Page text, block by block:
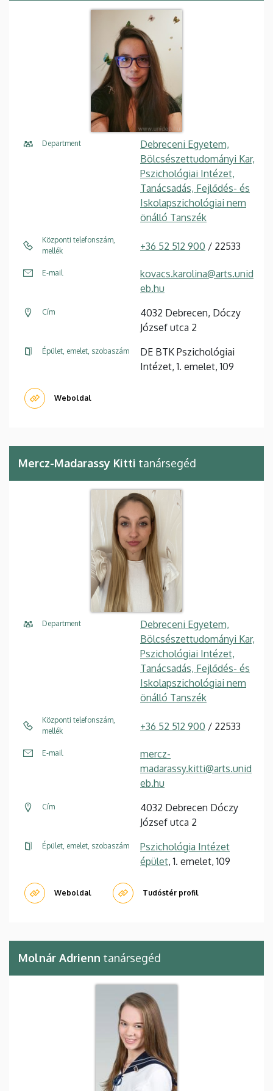
Department
Debreceni Egyetem,
Bölcsészettudományi Kar,
Pszichológiai Intézet,
Tanácsadás, Fejlődés- és
Iskolapszichológiai nem
önálló Tanszék
Központi telefonszám,
mellék
+36 52 512 900 / 22533
E-mail
kovacs.karolina@arts.unid
eb.hu
Cím
4032 Debrecen, Dóczy
József utca 2
Épület, emelet, szobaszám
DE BTK Pszichológiai
Intézet, 1. emelet, 109
Weboldal
Mercz-Madarassy Kitti tanársegéd
Department
Debreceni Egyetem,
Bölcsészettudományi Kar,
Pszichológiai Intézet,
Tanácsadás, Fejlődés- és
Iskolapszichológiai nem
önálló Tanszék
Központi telefonszám,
mellék
+36 52 512 900 / 22533
E-mail
mercz-
madarassy.kitti@arts.unid
eb.hu
Cím
4032 Debrecen Dóczy
József utca 2
Épület, emelet, szobaszám
Pszichológia Intézet
épület, 1. emelet, 109
Weboldal Tudóstér profil
Molnár Adrienn tanársegéd